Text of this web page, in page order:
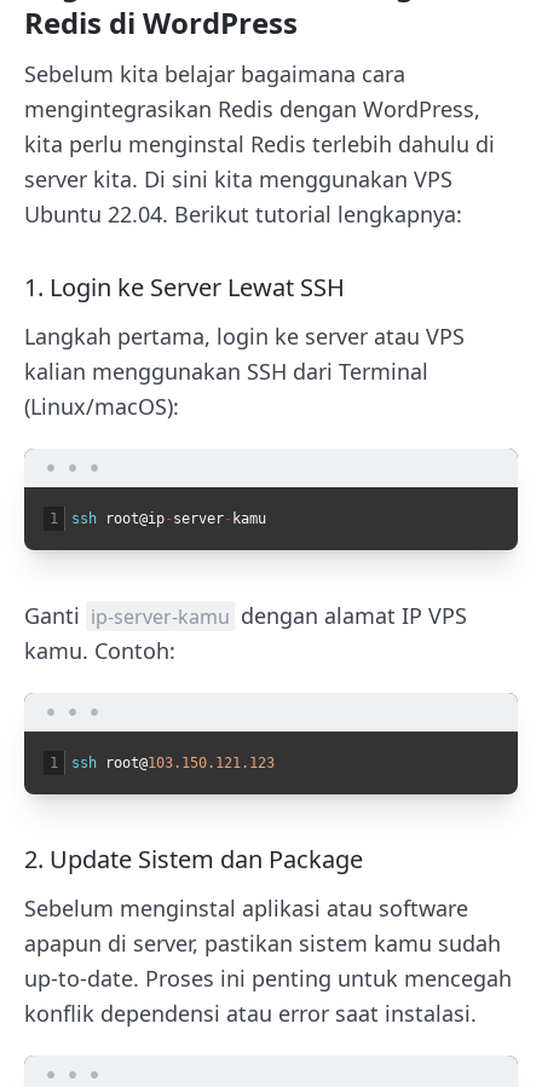
Redis di WordPress
Sebelum kita belajar bagaimana cara
mengintegrasikan Redis dengan WordPress,
kita perlu menginstal Redis terlebih dahulu di
server kita. Di sini kita menggunakan VPS
Ubuntu 22.04. Berikut tutorial lengkapnya:
1. Login ke Server Lewat SSH
Langkah pertama, login ke server atau VPS
kalian menggunakan SSH dari Terminal
(Linux/macOS):
1 ssh root@ip-server- kamu
Ganti ip-server-kamu dengan alamat IP VPS
kamu. Contoh:
1 ssh root@103.150.121.123
2. Update Sistem dan Package
Sebelum menginstal aplikasi atau software
apapun di server, pastikan sistem kamu sudah
up-to-date. Proses ini penting untuk mencegah
konflik dependensi atau error saat instalasi.